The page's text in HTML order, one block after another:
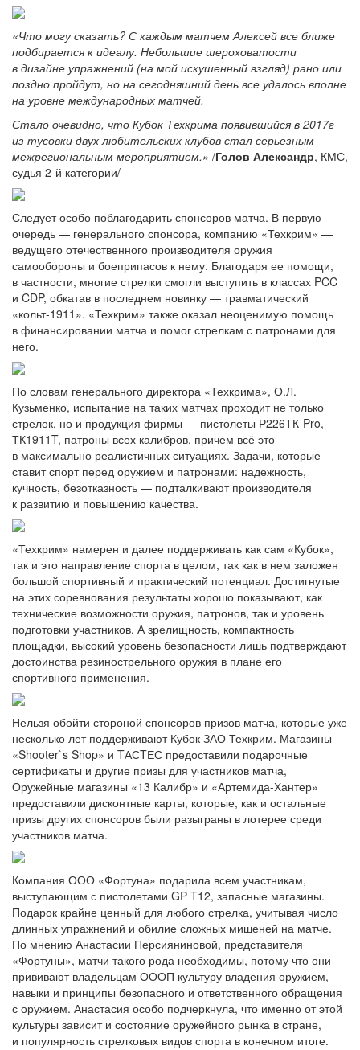
«Что могу сказать? С каждым матчем Алексей все ближе
подбирается к идеалу. Небольшие шероховатости
в дизайне упражнений (на мой искушенный взгляд) рано или
поздно пройдут, но на сегодняшний день все удалось вполне
на уровне международных матчей.
Стало очевидно, что Кубок Техкрима появившийся в 2017г
из тусовки двух любительских клубов стал серьезным
межрегиональным мероприятием.» /Голов Александр, КМС,
судья 2-й категории/
Следует особо поблагодарить спонсоров матча. В первую
очередь — генерального спонсора, компанию «Техкрим» —
ведущего отечественного производителя оружия
самообороны и боеприпасов к нему. Благодаря ее помощи,
в частности, многие стрелки смогли выступить в классах PCC
и CDP, обкатав в последнем новинку — травматический
«кольт-1911». «Техкрим» также оказал неоценимую помощь
в финансировании матча и помог стрелкам с патронами для
него.
По словам генерального директора «Техкрима», О.Л.
Кузьменко, испытание на таких матчах проходит не только
стрелок, но и продукция фирмы — пистолеты Р226ТК-Pro,
ТК1911T, патроны всех калибров, причем всё это —
в максимально реалистичных ситуациях. Задачи, которые
ставит спорт перед оружием и патронами: надежность,
кучность, безотказность — подталкивают производителя
к развитию и повышению качества.
«Техкрим» намерен и далее поддерживать как сам «Кубок»,
так и это направление спорта в целом, так как в нем заложен
большой спортивный и практический потенциал. Достигнутые
на этих соревнования результаты хорошо показывают, как
технические возможности оружия, патронов, так и уровень
подготовки участников. А зрелищность, компактность
площадки, высокий уровень безопасности лишь подтверждают
достоинства резинострельного оружия в плане его
спортивного применения.
Нельзя обойти стороной спонсоров призов матча, которые уже
несколько лет поддерживают Кубок ЗАО Техкрим. Магазины
«Shooter`s Shop» и TАСTЕС предоставили подарочные
сертификаты и другие призы для участников матча,
Оружейные магазины «13 Калибр» и «Артемида-Хантер»
предоставили дисконтные карты, которые, как и остальные
призы других спонсоров были разыграны в лотерее среди
участников матча.
Компания ООО «Фортуна» подарила всем участникам,
выступающим с пистолетами GP T12, запасные магазины.
Подарок крайне ценный для любого стрелка, учитывая число
длинных упражнений и обилие сложных мишеней на матче.
По мнению Анастасии Персияниновой, представителя
«Фортуны», матчи такого рода необходимы, потому что они
прививают владельцам ОООП культуру владения оружием,
навыки и принципы безопасного и ответственного обращения
с оружием. Анастасия особо подчеркнула, что именно от этой
культуры зависит и состояние оружейного рынка в стране,
и популярность стрелковых видов спорта в конечном итоге.